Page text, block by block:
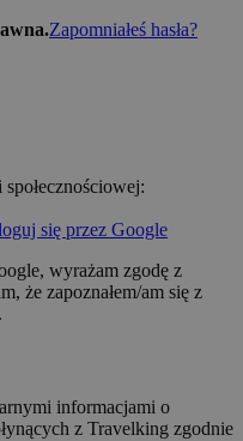
Zapomniałeś hasła?
się przez Google
wyrażam zgodę z
że zapoznałem/am się z
.
informacjami o
z Travelking zgodnie